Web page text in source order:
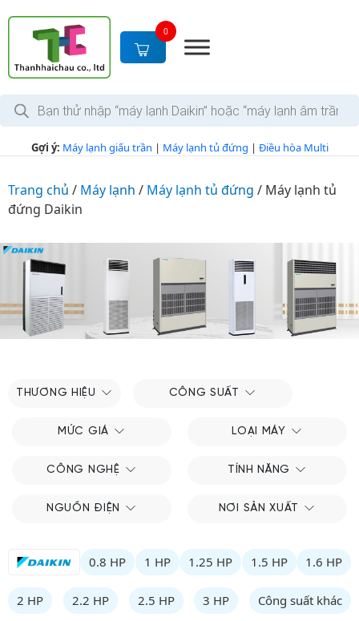
c
t
0
T
m
i
h
ẩ
Gợi ý: Máy lạnh giấu trần | Máy lạnh tủ đứng | Điều hòa Multi
Trang chủ / Máy lạnh / Máy lạnh tủ đứng / Máy lạnh tủ
đứng Daikin
THƯƠNG HIỆU CÔNG SUẤT
MỨC GIÁ LOẠI MÁY
CÔNG NGHỆ TÍNH NĂNG
NGUỒN ĐIỆN NƠI SẢN XUẤT
0.8 HP 1 HP 1.25 HP 1.5 HP 1.6 HP
2 HP 2.2 HP 2.5 HP 3 HP Công suất khác